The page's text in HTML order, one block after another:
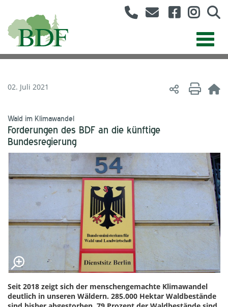
02. Juli 2021
Wald im Klimawandel
Forderungen des BDF an die künftige
Bundesregierung
Seit 2018 zeigt sich der menschengemachte Klimawandel
deutlich in unseren Wäldern. 285.000 Hektar Waldbestände